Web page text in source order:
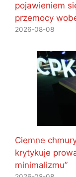
pojawieniem
przemocy
2026-08-08
Ciemne
krytykuje
minimalizmu”